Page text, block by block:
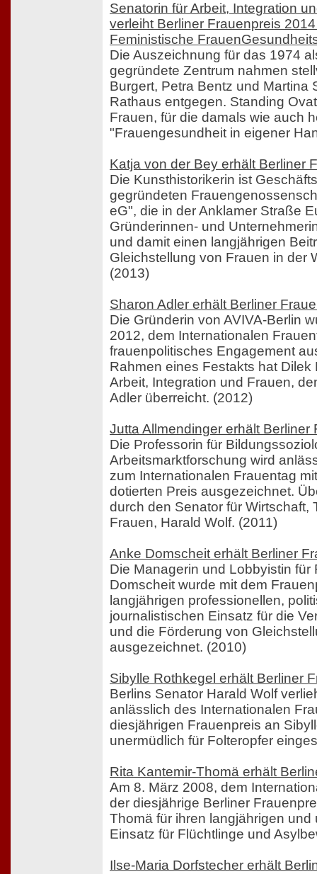
Senatorin für Arbeit, Integration
verleiht Berliner Frauenpreis
Feministische
Die Auszeichnung für das 1974
gegründete Zentrum nahmen
Burgert, Petra Bentz und Martina
Rathaus entgegen. Standing
Frauen, für die damals wie auch
"Frauengesundheit in eigener
Katja von der Bey erhält Berliner
Die Kunsthistorikerin ist
gegründeten
eG", die in der Anklamer Straße
Gründerinnen- und
und damit einen langjährigen
Gleichstellung von Frauen in der
(2013)
Sharon Adler erhält Berliner
Die Gründerin von AVIVA-Berlin
2012, dem Internationalen
frauenpolitisches Engagement
Rahmen eines Festakts hat Dilek
Arbeit, Integration und Frauen,
Adler überreicht. (2012)
Jutta Allmendinger erhält Berliner
Die Professorin für
Arbeitsmarktforschung wird
zum Internationalen Frauentag
dotierten Preis ausgezeichnet.
durch den Senator für Wirtschaft,
Frauen, Harald Wolf. (2011)
Anke Domscheit erhält Berliner
Die Managerin und Lobbyistin für
Domscheit wurde mit dem
langjährigen professionellen,
journalistischen Einsatz für die
und die Förderung von
ausgezeichnet. (2010)
Sibylle Rothkegel erhält Berliner
Berlins Senator Harald Wolf
anlässlich des Internationalen
diesjährigen Frauenpreis an
unermüdlich für Folteropfer
Rita Kantemir-Thomä erhält
Am 8. März 2008, dem
der diesjährige Berliner
Thomä für ihren langjährigen und
Einsatz für Flüchtlinge und
Ilse-Maria Dorfstecher erhält